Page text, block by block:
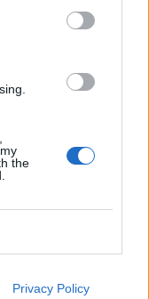
the
Privacy Policy
disparaît